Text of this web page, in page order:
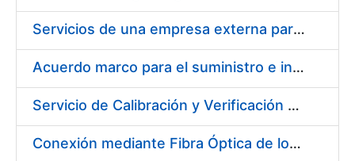
Servicios de una empresa externa para el asesoramiento y resolución de los recursos de alzada que se presentan relacionados con procesos de selección para la FNMT-RCM
Acuerdo marco para el suministro e instalación de persianas, estores y otros complementos
Servicio de Calibración y Verificación Externa de los Equipos de Medición del Servicio de Prevención de la FNMT-RCM
Conexión mediante Fibra Óptica de los Centros de Proceso de Datos (CPDs) de las sedes de la FNMT-RCM de Burgos y Madrid